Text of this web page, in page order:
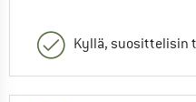
Kyllä, suosittelisin